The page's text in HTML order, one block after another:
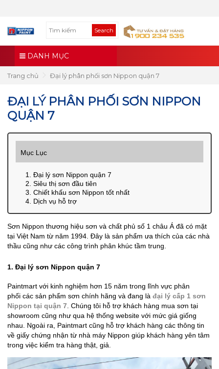
Search
DANH MỤC
Trang chủ Đại lý phân phối sơn Nippon quận 7
ĐẠI LÝ PHÂN PHỐI SƠN NIPPON
QUẬN 7
Mục Lục
1. Đại lý sơn Nippon quận 7
2. Siêu thị sơn đầu tiên
3. Chiết khấu sơn Nippon tốt nhất
4. Dịch vụ hỗ trợ
Sơn Nippon thương hiệu sơn và chất phủ số 1 châu Á đã có mặt
tại Việt Nam từ năm 1994. Đây là sản phẩm ưa thích của các nhà
thầu cũng như các công trình phân khúc tầm trung.
1. Đại lý sơn Nippon quận 7
Paintmart với kinh nghiệm hơn 15 năm trong lĩnh vực phân
phối các sản phẩm sơn chính hãng và đang là đại lý cấp 1 sơn
Nippon tại quận 7. Chúng tôi hỗ trợ khách hàng mua sơn tại
showroom cũng như qua hệ thống website với mức giá giống
nhau. Ngoài ra, Paintmart cũng hỗ trợ khách hàng các thông tin
về giấy chứng nhận từ nhà máy Nippon giúp khách hàng yên tâm
trong việc kiểm tra hàng thật, giả.